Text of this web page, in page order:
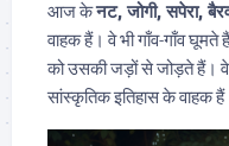
आज केनट, जोगी, सपेरा,
वाहक हैं। वे भी गाँव-गाँव
को उसकी जड़ों से जोड़ते हैं।
सांस्कृतिक इतिहास के वाहक